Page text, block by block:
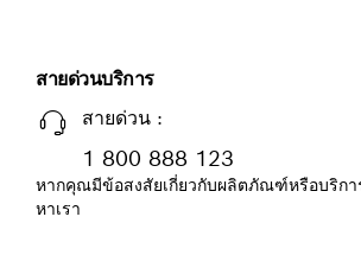
สายด่วนบริการ
สายด่วน :
1 800 888 123
หากคุณมีข้อสงสัยเกี่ยวกับผลิตภัณฑ์หรือบริการ
หาเรา